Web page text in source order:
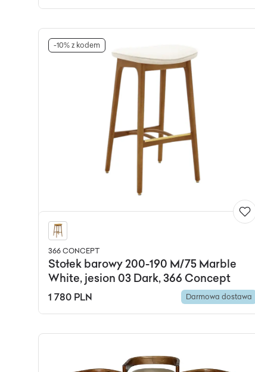
-10% z kodem
366 CONCEPT
Stołek barowy 200-190 M/75 Marble
White, jesion 03 Dark, 366 Concept
1 780 PLN Darmowa dostawa